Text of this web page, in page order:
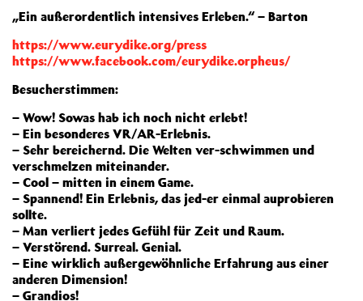
„Ein außerordentlich intensives Erleben.“ – Barton
https://www.eurydike.org/press
https://www.facebook.com/eurydike.orpheus/
Besucherstimmen:
– Wow! Sowas hab ich noch nicht erlebt!
– Ein besonderes VR/AR-Erlebnis.
– Sehr bereichernd. Die Welten ver-schwimmen und
verschmelzen miteinander.
– Cool – mitten in einem Game.
– Spannend! Ein Erlebnis, das jed-er einmal auprobieren
sollte.
– Man verliert jedes Gefühl für Zeit und Raum.
– Verstörend. Surreal. Genial.
– Eine wirklich außergewöhnliche Erfahrung aus einer
anderen Dimension!
– Grandios!